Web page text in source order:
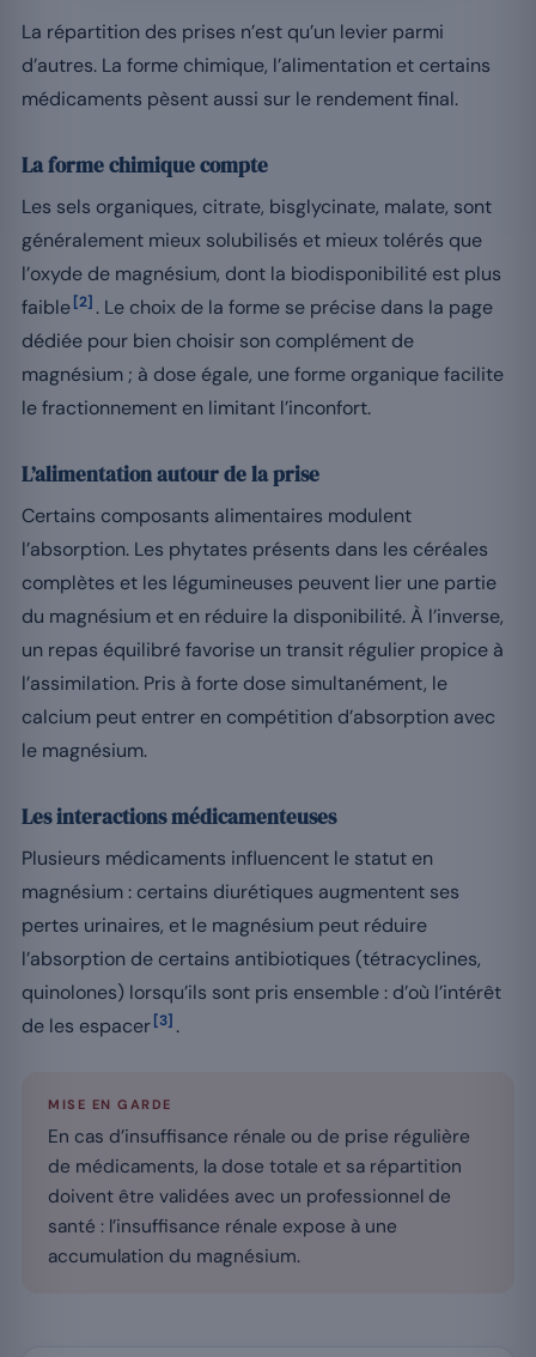
La répartition des prises n’est qu’un levier parmi
d’autres. La forme chimique, l’alimentation et certains
médicaments pèsent aussi sur le rendement final.
La forme chimique compte
Les sels organiques, citrate, bisglycinate, malate, sont
généralement mieux solubilisés et mieux tolérés que
l’oxyde de magnésium, dont la biodisponibilité est plus
faible[2] . Le choix de la forme se précise dans la page
dédiée pour bien choisir son complément de
magnésium ; à dose égale, une forme organique facilite
le fractionnement en limitant l’inconfort.
L’alimentation autour de la prise
Certains composants alimentaires modulent
l’absorption. Les phytates présents dans les céréales
complètes et les légumineuses peuvent lier une partie
du magnésium et en réduire la disponibilité. À l’inverse,
un repas équilibré favorise un transit régulier propice à
l’assimilation. Pris à forte dose simultanément, le
calcium peut entrer en compétition d’absorption avec
le magnésium.
Les interactions médicamenteuses
Plusieurs médicaments influencent le statut en
magnésium : certains diurétiques augmentent ses
pertes urinaires, et le magnésium peut réduire
l’absorption de certains antibiotiques (tétracyclines,
quinolones) lorsqu’ils sont pris ensemble : d’où l’intérêt
de les espacer[3] .
MISE EN GARDE
En cas d’insuffisance rénale ou de prise régulière
de médicaments, la dose totale et sa répartition
doivent être validées avec un professionnel de
santé : l’insuffisance rénale expose à une
accumulation du magnésium.